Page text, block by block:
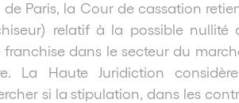
Paris, la Cour de cassation
relatif à la possible nullité
dans le secteur du
La Haute Juridiction
si la stipulation, dans les